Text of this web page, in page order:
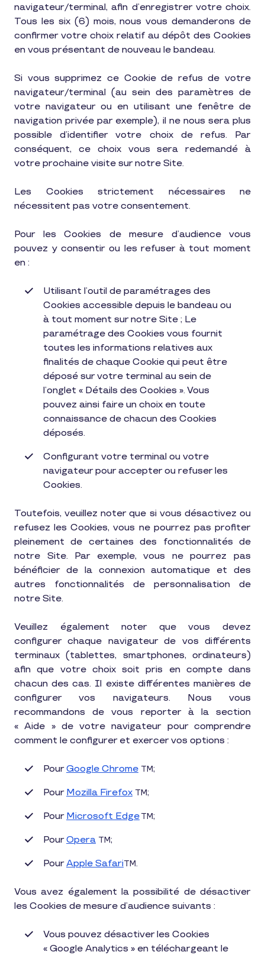
navigateur/terminal, afin d’enregistrer votre choix.
Tous les six (6) mois, nous vous demanderons de
confirmer votre choix relatif au dépôt des Cookies
en vous présentant de nouveau le bandeau.
Si vous supprimez ce Cookie de refus de votre
navigateur/terminal (au sein des paramètres de
votre navigateur ou en utilisant une fenêtre de
navigation privée par exemple), il ne nous sera plus
possible d’identifier votre choix de refus. Par
conséquent, ce choix vous sera redemandé à
votre prochaine visite sur notre Site.
Les Cookies strictement nécessaires ne
nécessitent pas votre consentement.
Pour les Cookies de mesure d’audience vous
pouvez y consentir ou les refuser à tout moment
en :
Utilisant l’outil de paramétrages des
Cookies accessible depuis le bandeau ou
à tout moment sur notre Site ; Le
paramétrage des Cookies vous fournit
toutes les informations relatives aux
finalités de chaque Cookie qui peut être
déposé sur votre terminal au sein de
l’onglet « Détails des Cookies ». Vous
pouvez ainsi faire un choix en toute
connaissance de chacun des Cookies
déposés.
Configurant votre terminal ou votre
navigateur pour accepter ou refuser les
Cookies.
Toutefois, veuillez noter que si vous désactivez ou
refusez les Cookies, vous ne pourrez pas profiter
pleinement de certaines des fonctionnalités de
notre Site. Par exemple, vous ne pourrez pas
bénéficier de la connexion automatique et des
autres fonctionnalités de personnalisation de
notre Site.
Veuillez également noter que vous devez
configurer chaque navigateur de vos différents
terminaux (tablettes, smartphones, ordinateurs)
afin que votre choix soit pris en compte dans
chacun des cas. Il existe différentes manières de
configurer vos navigateurs. Nous vous
recommandons de vous reporter à la section
« Aide » de votre navigateur pour comprendre
comment le configurer et exercer vos options :
PourGoogle Chrome TM;
Pour Mozilla Firefox TM;
Pour Microsoft EdgeTM;
PourOpera TM;
PourApple SafariTM.
Vous avez également la possibilité de désactiver
les Cookies de mesure d’audience suivants :
Vous pouvez désactiver les Cookies
« Google Analytics » en téléchargeant le